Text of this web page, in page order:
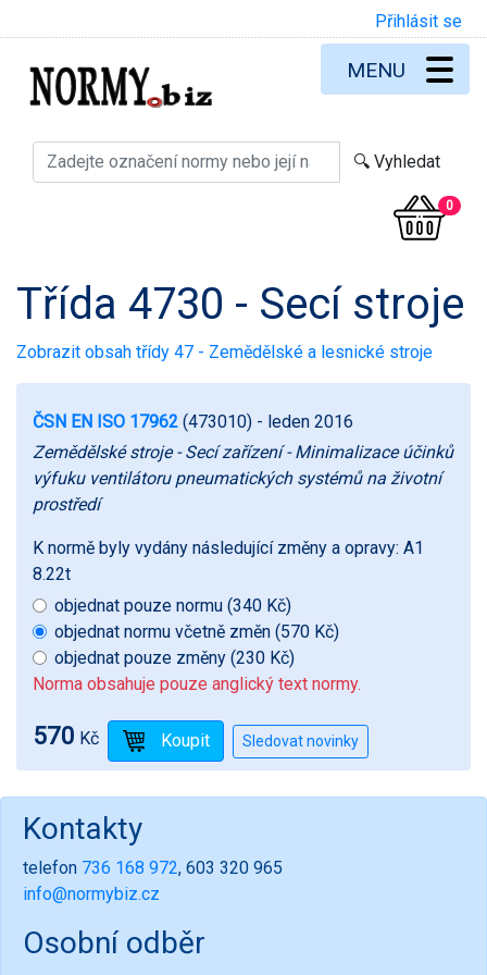
Přihlásit se
0
MENU
Třída 4730 - Secí stroje
Zobrazit obsah třídy 47 - Zemědělské a lesnické stroje
ČSN EN ISO 17962 (473010) - leden 2016
Zemědělské stroje - Secí zařízení - Minimalizace účinků
výfuku ventilátoru pneumatických systémů na životní
prostředí
K normě byly vydány následující změny a opravy: A1
8.22t
objednat pouze normu (340 Kč)
objednat normu včetně změn (570 Kč)
objednat pouze změny (230 Kč)
Norma obsahuje pouze anglický text normy.
570 Kč
Kontakty
telefon 736 168 972, 603 320 965
info@normybiz.cz
Osobní odběr